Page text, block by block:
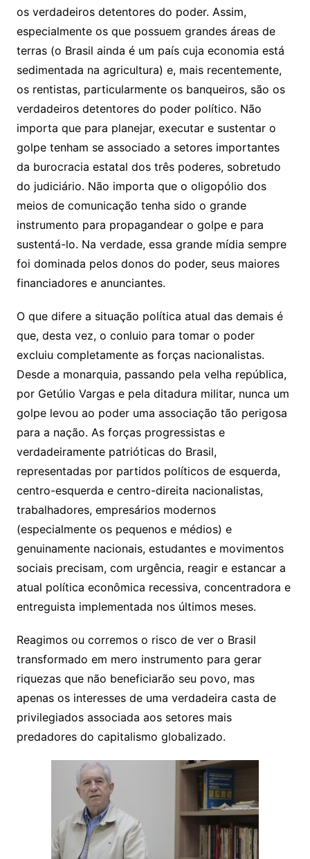
os verdadeiros detentores do poder. Assim,
especialmente os que possuem grandes áreas de
terras (o Brasil ainda é um país cuja economia está
sedimentada na agricultura) e, mais recentemente,
os rentistas, particularmente os banqueiros, são os
verdadeiros detentores do poder político. Não
importa que para planejar, executar e sustentar o
golpe tenham se associado a setores importantes
da burocracia estatal dos três poderes, sobretudo
do judiciário. Não importa que o oligopólio dos
meios de comunicação tenha sido o grande
instrumento para propagandear o golpe e para
sustentá-lo. Na verdade, essa grande mídia sempre
foi dominada pelos donos do poder, seus maiores
financiadores e anunciantes.
O que difere a situação política atual das demais é
que, desta vez, o conluio para tomar o poder
excluiu completamente as forças nacionalistas.
Desde a monarquia, passando pela velha república,
por Getúlio Vargas e pela ditadura militar, nunca um
golpe levou ao poder uma associação tão perigosa
para a nação. As forças progressistas e
verdadeiramente patrióticas do Brasil,
representadas por partidos políticos de esquerda,
centro-esquerda e centro-direita nacionalistas,
trabalhadores, empresários modernos
(especialmente os pequenos e médios) e
genuinamente nacionais, estudantes e movimentos
sociais precisam, com urgência, reagir e estancar a
atual política econômica recessiva, concentradora e
entreguista implementada nos últimos meses.
Reagimos ou corremos o risco de ver o Brasil
transformado em mero instrumento para gerar
riquezas que não beneficiarão seu povo, mas
apenas os interesses de uma verdadeira casta de
privilegiados associada aos setores mais
predadores do capitalismo globalizado.